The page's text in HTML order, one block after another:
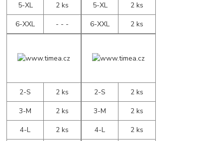
5-XL
2 ks
6-XXL
- - -
5-XL
2 ks
6-XXL
2 ks
2-S
2 ks
3-M
2 ks
4-L
2 ks
2-S
2 ks
3-M
2 ks
4-L
2 ks